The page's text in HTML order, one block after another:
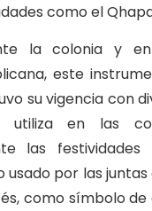
como el
la colonia y
este
su vigencia con
en las
las festividades
usado por las
como símbolo de